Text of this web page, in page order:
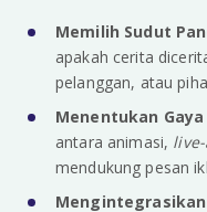
Memilih Sudut
apakah cerita
pelanggan, atau
Menentukan
antara animasi,
mendukung pesan
Mengintegrasikan